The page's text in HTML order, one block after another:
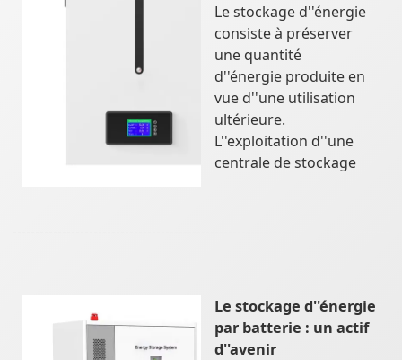
Le stockage d''énergie
consiste à préserver
une quantité
d''énergie produite en
vue d''une utilisation
ultérieure.
L''exploitation d''une
centrale de stockage
Le stockage d''énergie
par batterie : un actif
d''avenir